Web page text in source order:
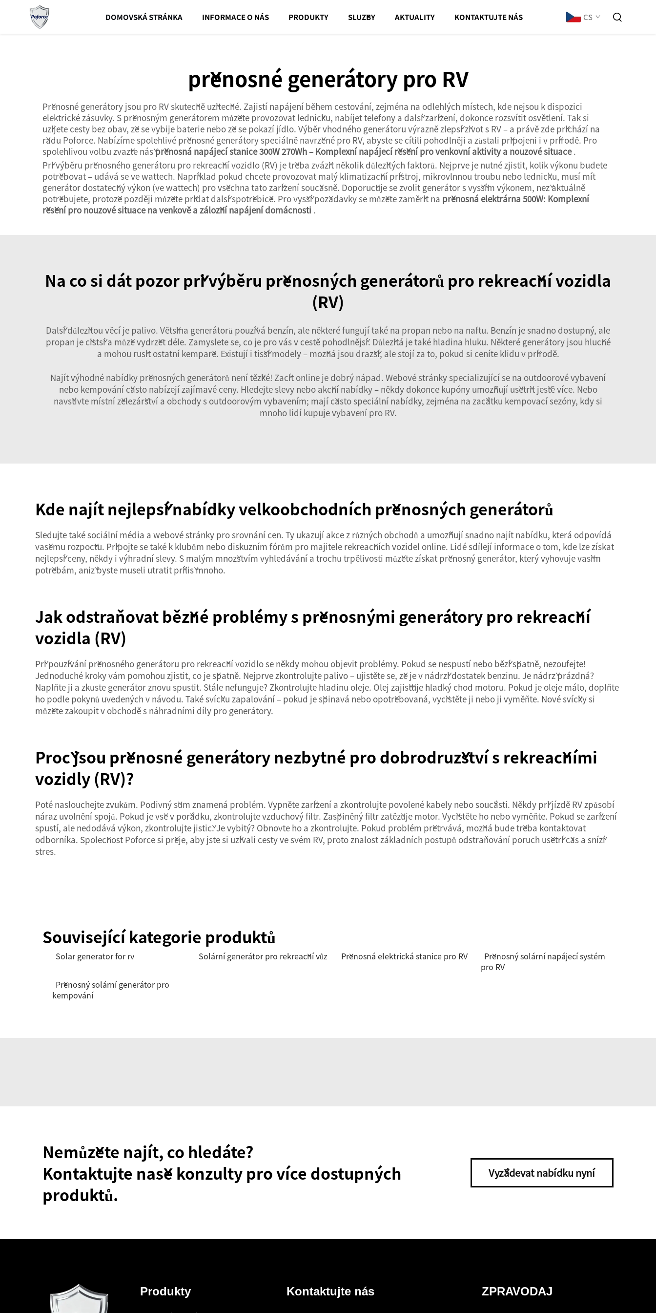
DOMOVSKÁ STRÁNKA INFORMACE O NÁS PRODUKTY SLUŽBY AKTUALITY KONTAKTUJTE NÁS CS
přenosné generátory pro RV
Přenosné generátory jsou pro RV skutečně užitečné. Zajistí napájení během cestování, zejména na odlehlých místech, kde nejsou k dispozici
elektrické zásuvky. S přenosným generátorem můžete provozovat ledničku, nabíjet telefony a další zařízení, dokonce rozsvítit osvětlení. Tak si
užijete cesty bez obav, že se vybije baterie nebo že se pokazí jídlo. Výběr vhodného generátoru výrazně zlepší život s RV – a právě zde přichází na
řadu Poforce. Nabízíme spolehlivé přenosné generátory speciálně navržené pro RV, abyste se cítili pohodlněji a zůstali připojeni i v přírodě. Pro
spolehlivou volbu zvažte nášpřenosná napájecí stanice 300W 270Wh – Komplexní napájecí řešení pro venkovní aktivity a nouzové situace.
Při výběru přenosného generátoru pro rekreační vozidlo (RV) je třeba zvážit několik důležitých faktorů. Nejprve je nutné zjistit, kolik výkonu budete
potřebovat – udává se ve wattech. Například pokud chcete provozovat malý klimatizační přístroj, mikrovlnnou troubu nebo ledničku, musí mít
generátor dostatečný výkon (ve wattech) pro všechna tato zařízení současně. Doporučuje se zvolit generátor s vyšším výkonem, než aktuálně
potřebujete, protože později můžete přidat další spotřebiče. Pro vyšší požadavky se můžete zaměřit na přenosná elektrárna 500W: Komplexní
řešení pro nouzové situace na venkově a záložní napájení domácnosti .
Na co si dát pozor při výběru přenosných generátorů pro rekreační vozidla
(RV)
Další důležitou věcí je palivo. Většina generátorů používá benzín, ale některé fungují také na propan nebo na naftu. Benzín je snadno dostupný, ale
propan je čistší a může vydržet déle. Zamyslete se, co je pro vás v cestě pohodlnější. Důležitá je také hladina hluku. Některé generátory jsou hlučné
a mohou rušit ostatní kempaře. Existují i tišší modely – možná jsou dražší, ale stojí za to, pokud si ceníte klidu v přírodě.
Najít výhodné nabídky přenosných generátorů není těžké! Začít online je dobrý nápad. Webové stránky specializující se na outdoorové vybavení
nebo kempování často nabízejí zajímavé ceny. Hledejte slevy nebo akční nabídky – někdy dokonce kupóny umožňují ušetřit ještě více. Nebo
navštivte místní železářství a obchody s outdoorovým vybavením; mají často speciální nabídky, zejména na začátku kempovací sezóny, kdy si
mnoho lidí kupuje vybavení pro RV.
Kde najít nejlepší nabídky velkoobchodních přenosných generátorů
Sledujte také sociální média a webové stránky pro srovnání cen. Ty ukazují akce z různých obchodů a umožňují snadno najít nabídku, která odpovídá
vašemu rozpočtu. Připojte se také k klubům nebo diskuzním fórům pro majitele rekreačních vozidel online. Lidé sdílejí informace o tom, kde lze získat
nejlepší ceny, někdy i výhradní slevy. S malým množstvím vyhledávání a trochu trpělivosti můžete získat přenosný generátor, který vyhovuje vašim
potřebám, aniž byste museli utratit příliš mnoho.
Jak odstraňovat běžné problémy s přenosnými generátory pro rekreační
vozidla (RV)
Při používání přenosného generátoru pro rekreační vozidlo se někdy mohou objevit problémy. Pokud se nespustí nebo běží špatně, nezoufejte!
Jednoduché kroky vám pomohou zjistit, co je špatně. Nejprve zkontrolujte palivo – ujistěte se, že je v nádrži dostatek benzinu. Je nádrž prázdná?
Naplňte ji a zkuste generátor znovu spustit. Stále nefunguje? Zkontrolujte hladinu oleje. Olej zajišťuje hladký chod motoru. Pokud je oleje málo, doplňte
ho podle pokynů uvedených v návodu. Také svíčku zapalování – pokud je špinavá nebo opotřebovaná, vyčistěte ji nebo ji vyměňte. Nové svíčky si
můžete zakoupit v obchodě s náhradními díly pro generátory.
Proč jsou přenosné generátory nezbytné pro dobrodružství s rekreačními
vozidly (RV)?
Poté naslouchejte zvukům. Podivný šum znamená problém. Vypněte zařízení a zkontrolujte povolené kabely nebo součásti. Někdy při jízdě RV způsobí
náraz uvolnění spojů. Pokud je vše v pořádku, zkontrolujte vzduchový filtr. Zašpiněný filtr zatěžuje motor. Vyčistěte ho nebo vyměňte. Pokud se zařízení
spustí, ale nedodává výkon, zkontrolujte jistič. Je vybitý? Obnovte ho a zkontrolujte. Pokud problém přetrvává, možná bude třeba kontaktovat
odborníka. Společnost Poforce si přeje, aby jste si užívali cesty ve svém RV, proto znalost základních postupů odstraňování poruch ušetří čas a sníží
stres.
Související kategorie produktů
Solar generator for rv Solární generátor pro rekreační vůz Přenosná elektrická stanice pro RV
Přenosný solární napájecí systém
pro RV
Přenosný solární generátor pro
kempování
Nemůžete najít, co hledáte?
Kontaktujte naše konzulty pro více dostupných
produktů.
Vyžádevat nabídku nyní
Produkty Kontaktujte nás ZPRAVODAJ